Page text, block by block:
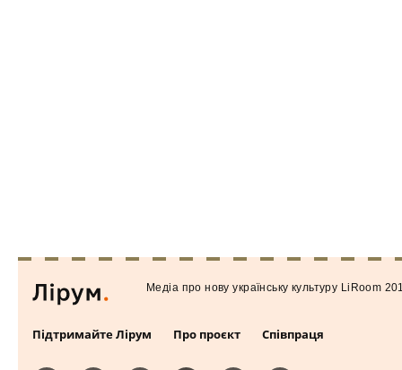
Підтримайте Лірум Про проєкт Співпраця
Медiа про нову українську культуру LiRoom